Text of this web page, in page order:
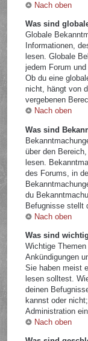
Nach oben
Was sind
Globale
Informationen,
lesen. Globale
jedem Forum
Ob du eine
nicht, hängt von
vergebenen
Nach oben
Was sind
über den
lesen.
des Forums, in
du
Befugnisse stellt
Nach oben
Was sind
Wichtige
Ankündigungen
Sie haben meist
lesen solltest.
deinen
kannst oder
Administration ein.
Nach oben